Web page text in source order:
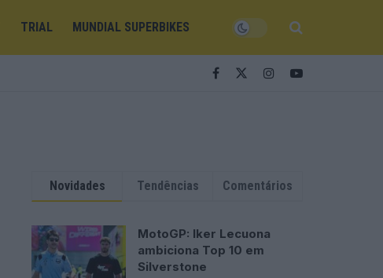
TRIAL MUNDIAL SUPERBIKES
Novidades Tendências Comentários
MotoGP: Iker Lecuona
ambiciona Top 10 em
Silverstone